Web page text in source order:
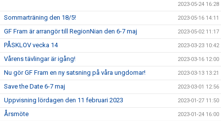
2023-05-24 16:28
Sommarträning den 18/5! 2023-05-16 14:11
GF Fram är arrangör till RegionNian den 6-7 maj 2023-05-02 11:17
PÅSKLOV vecka 14 2023-03-23 10:42
Vårens tävlingar är igång! 2023-03-16 12:00
Nu gör GF Fram en ny satsning på våra ungdomar! 2023-03-13 13:21
Save the Date 6-7 maj 2023-03-01 12:56
Uppvisning lördagen den 11 februari 2023 2023-01-27 11:50
Årsmöte 2023-01-24 16:00